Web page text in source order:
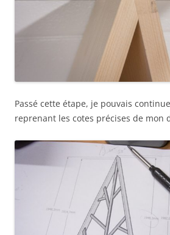
Passé cette étape, je pouvais
reprenant les cotes précises de mon